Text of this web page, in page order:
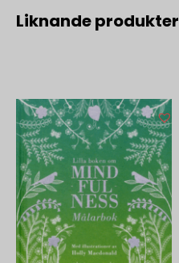
Liknande produkter